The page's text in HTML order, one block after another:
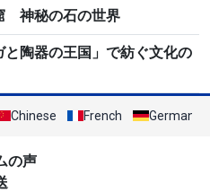
神秘の石の世界
陶器の王国」で紡ぐ文化の
Chinese French German
の声